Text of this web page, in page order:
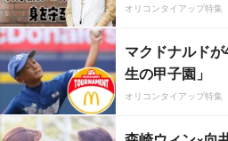
オリコンタイアップ特集
マクドナルド
生の甲子園」
オリコンタイアップ特集